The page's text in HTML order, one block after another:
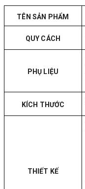
TÊN SẢN PHẨM
QUY CÁCH
PHỤ LIỆU
KÍCH THƯỚC
THIẾT KẾ